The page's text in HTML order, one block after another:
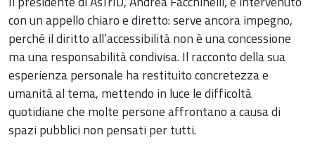
con un appello chiaro e diretto: serve ancora impegno,
perché il diritto all’accessibilità non è una concessione
ma una responsabilità condivisa. Il racconto della sua
esperienza personale ha restituito concretezza e
umanità al tema, mettendo in luce le difficoltà
quotidiane che molte persone affrontano a causa di
spazi pubblici non pensati per tutti.